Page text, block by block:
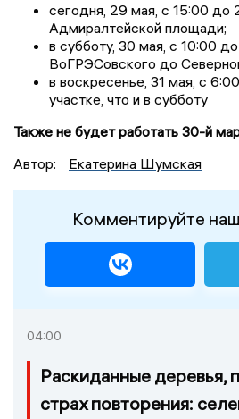
сегодня, 29 мая, с 15:00 до
Адмиралтейской площади;
в субботу, 30 мая, с 10:00
ВоГРЭСовского до
в воскресенье, 31 мая, с
участке, что и в субботу
Также не будет работать 30-й
Автор:
Екатерина Шумская
Комментируйте
04:00
Раскиданные деревья,
страх повторения: